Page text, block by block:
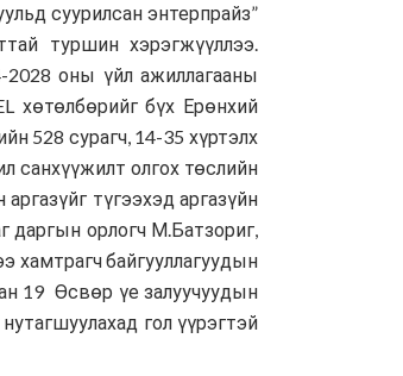
суурилсан энтерпрайз”
туршин хэрэгжүүллээ.
2028 оны үйл ажиллагааны
хөтөлбөрийг бүх Ерөнхий
528 сурагч, 14-35 хүртэлх
санхүүжилт олгох төслийн
түгээхэд аргазүйн
даргын орлогч М.Батзориг,
хамтрагч байгууллагуудын
19 Өсвөр үе залуучуудын
гол үүрэгтэй